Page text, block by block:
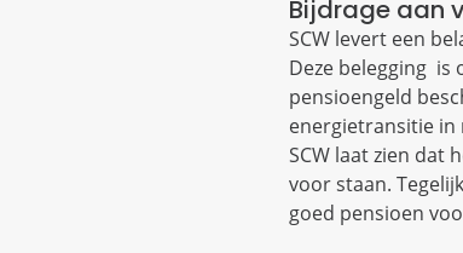
Bijdrage aan
SCW levert een
Deze belegging is
pensioengeld
energietransitie in
SCW laat zien dat
voor staan.
goed pensioen